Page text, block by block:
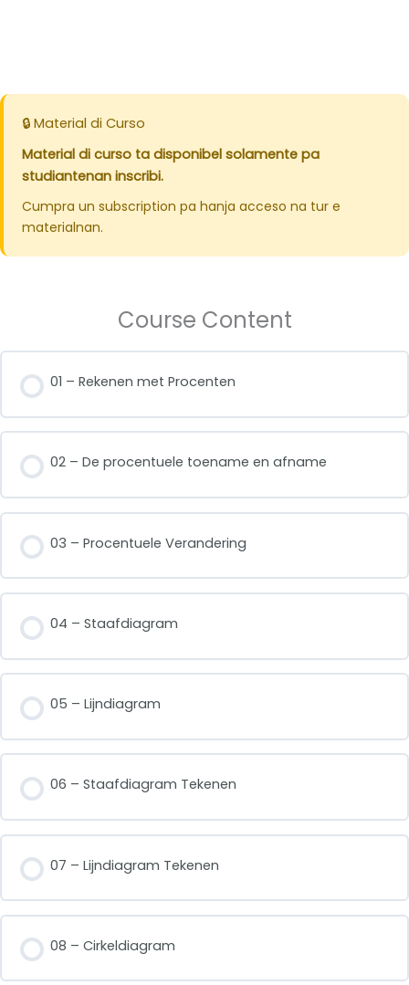
🔒 Material di Curso
Material di curso ta disponibel solamente pa
studiantenan inscribi.
Cumpra un subscription pa hanja acceso na tur e
materialnan.
Course Content
01 – Rekenen met Procenten
02 – De procentuele toename en afname
03 – Procentuele Verandering
04 – Staafdiagram
05 – Lijndiagram
06 – Staafdiagram Tekenen
07 – Lijndiagram Tekenen
08 – Cirkeldiagram